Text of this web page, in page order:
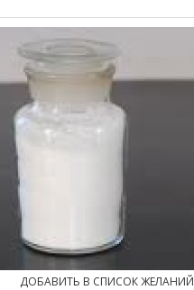
ДОБАВИТЬ В СПИСОК ЖЕЛАНИЙ